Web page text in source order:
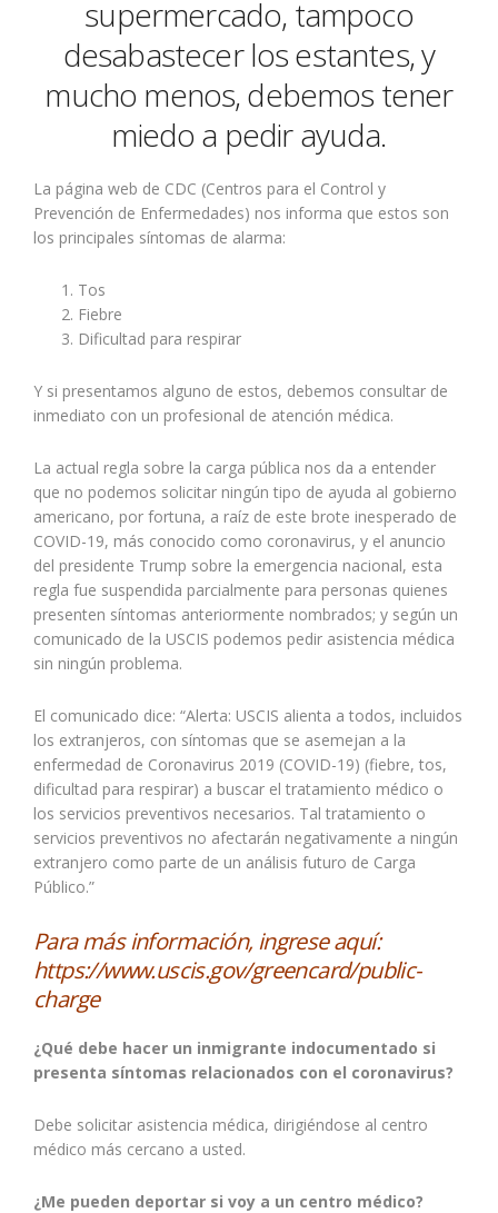
supermercado, tampoco
desabastecer los estantes, y
mucho menos, debemos tener
miedo a pedir ayuda.
La página web de CDC (Centros para el Control y
Prevención de Enfermedades) nos informa que estos son
los principales síntomas de alarma:
Tos
Fiebre
Dificultad para respirar
Y si presentamos alguno de estos, debemos consultar de
inmediato con un profesional de atención médica.
La actual regla sobre la carga pública nos da a entender
que no podemos solicitar ningún tipo de ayuda al gobierno
americano, por fortuna, a raíz de este brote inesperado de
COVID-19, más conocido como coronavirus, y el anuncio
del presidente Trump sobre la emergencia nacional, esta
regla fue suspendida parcialmente para personas quienes
presenten síntomas anteriormente nombrados; y según un
comunicado de la USCIS podemos pedir asistencia médica
sin ningún problema.
El comunicado dice: “Alerta: USCIS alienta a todos, incluidos
los extranjeros, con síntomas que se asemejan a la
enfermedad de Coronavirus 2019 (COVID-19) (fiebre, tos,
dificultad para respirar) a buscar el tratamiento médico o
los servicios preventivos necesarios. Tal tratamiento o
servicios preventivos no afectarán negativamente a ningún
extranjero como parte de un análisis futuro de Carga
Público.”
Para más información, ingrese aquí:
https://www.uscis.gov/greencard/public-
charge
¿Qué debe hacer un inmigrante indocumentado si
presenta síntomas relacionados con el coronavirus?
Debe solicitar asistencia médica, dirigiéndose al centro
médico más cercano a usted.
¿Me pueden deportar si voy a un centro médico?